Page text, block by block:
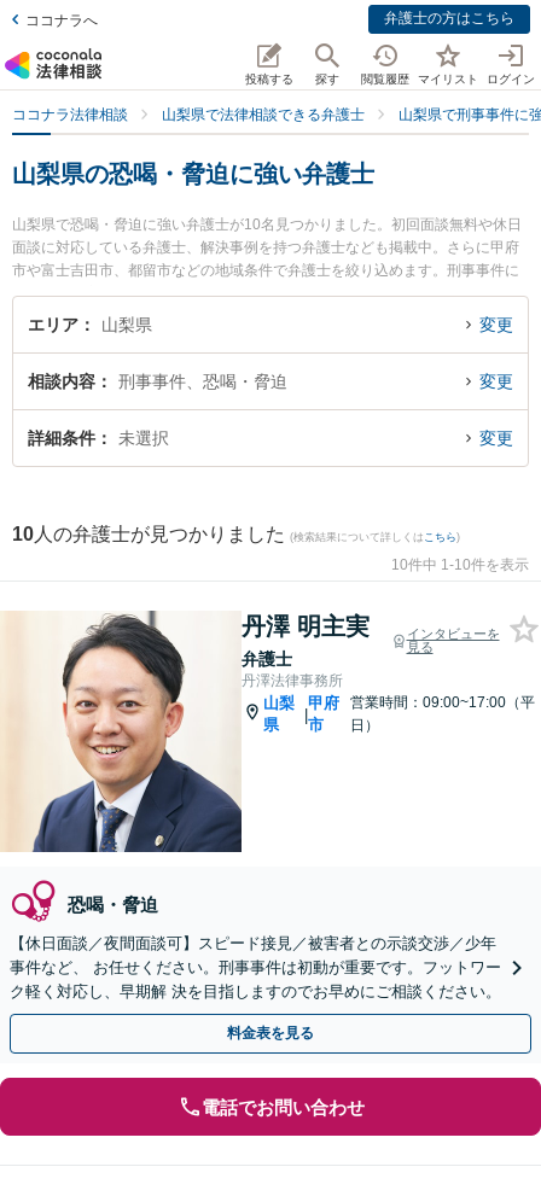
ココナラへ 弁護士の方はこちら
投稿する 探す 閲覧履歴 マイリスト ログイン
ココナラ法律相談 山梨県で法律相談できる弁護士 山梨県で刑事事件に
山梨県の恐喝・脅迫に強い弁護士
山梨県で恐喝・脅迫に強い弁護士が10名見つかりました。初回面談無料や休日
面談に対応している弁護士、解決事例を持つ弁護士なども掲載中。さらに甲府
市や富士吉田市、都留市などの地域条件で弁護士を絞り込めます。刑事事件に
関係する加害者側や少年事件、再犯・前科あり等の細かな分野での絞り込み検
索もでき便利です。特に丹澤法律事務所の丹澤 明主実弁護士やベリーベスト法
で土日や夜間に発生した恐喝・脅迫のトラブルを今すぐに弁護士に相談した
い』『恐喝・脅迫のトラブル解決の実績豊富な近くの弁護士を検索したい』
『初回相談無料で恐喝・脅迫を法律相談できる山梨県内の弁護士に相談予約し
エリア 山梨県 変更
相談内容 刑事事件、恐喝・脅迫 変更
詳細条件 未選択 変更
10 人の弁護士が見つかりました (検索結果について詳しくは こちら)
10件中 1-10件を表示
丹澤 明主実
弁護士
インタビューを
見る
丹澤法律事務所
山梨
県
|
甲府
市
営業時間：09:00~17:00（平
日）
恐喝・脅迫
【休日面談／夜間面談可】スピード接見／被害者との示談交渉／少年
事件など、 お任せください。刑事事件は初動が重要です。フットワー
ク軽く対応し、早期解 決を目指しますのでお早めにご相談ください。
料金表を見る
電話でお問い合わせ